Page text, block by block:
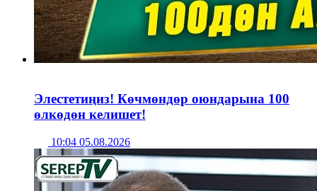
Элестетиңиз! Көчмөндөр оюндарына 100
өлкөдөн келишет!
10:04 05.08.2026